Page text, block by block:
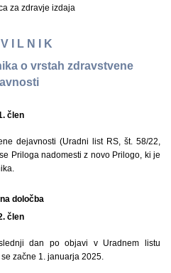
za zdravje izdaja
I L N I K
o vrstah zdravstvene
člen
dejavnosti (Uradni list RS, št. 58/22,
Priloga nadomesti z novo Prilogo, ki je
določba
člen
dan po objavi v Uradnem listu
začne 1. januarja 2025.